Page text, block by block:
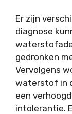
Er zijn
diagnose
gedronken
Vervolgens
waterstof in
een
intolerantie.